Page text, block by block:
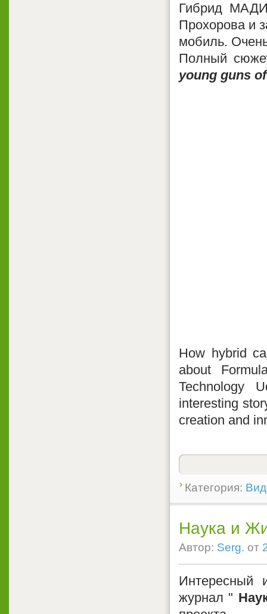
Гибрид
Прохорова и
мобиль.
Полный
young guns
How hybrid
about
Technology
interesting
creation and
Категория:
Наука и
Автор: Serg. от
Интересный
журнал "